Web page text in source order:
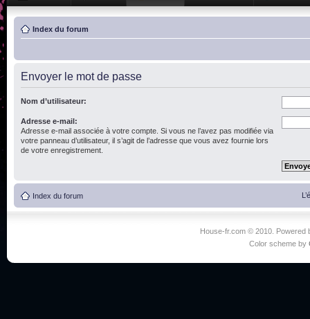
Index du forum
Envoyer le mot de passe
Nom d’utilisateur:
Adresse e-mail:
Adresse e-mail associée à votre compte. Si vous ne l’avez pas modifiée via
votre panneau d’utilisateur, il s’agit de l’adresse que vous avez fournie lors
de votre enregistrement.
Index du forum
House-fr.com © 2010. Powered
Color scheme by